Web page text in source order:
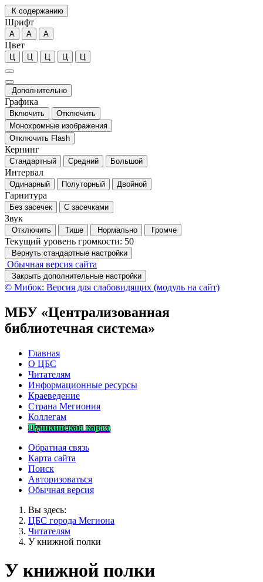
К содержанию
Шрифт
А А А
Цвет
Ц Ц Ц Ц Ц
Дополнительно
Графика
Включить
Отключить
Монохромные изображения
Отключить Flash
Кернинг
Стандартный Средний Большой
Интервал
Одинарный Полуторный Двойной
Гарнитура
Без засечек С засечками
Звук
Отключить Тише Нормально Громче
Текущий уровень громкости: 50
Вернуть стандартные настройки
Обычная версия сайта
Закрыть дополнительные настройки
© Мибок: Версия для слабовидящих (модуль на сайт)
МБУ «Централизованная
библиотечная система»
Главная
О ЦБС
Читателям
Информационные ресурсы
Краеведение
Страна Мегиония
Коллегам
Пушкинская карта
Обратная связь
Карта сайта
Поиск
Авторизоваться
Обычная версия
Вы здесь:
ЦБС города Мегиона
Читателям
У книжной полки
У книжной полки